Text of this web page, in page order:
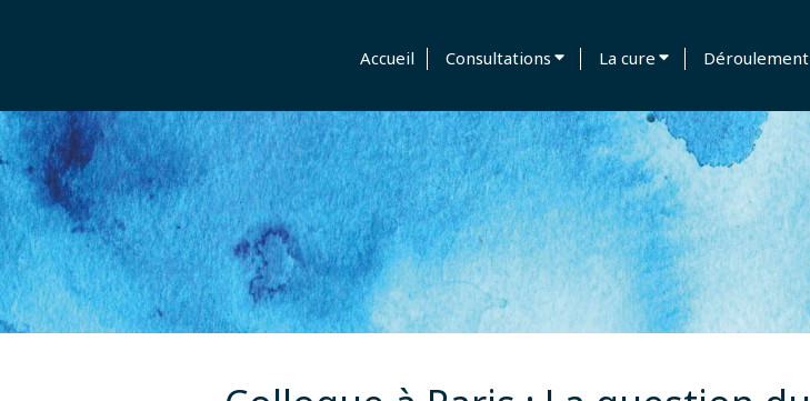
Accueil Consultations La cure Déroulement